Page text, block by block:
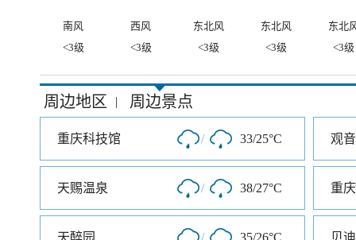
南风 西风 东北风 东北风
东北
<3级
<3级 <3级 <3级 <3级
周边地区 | 周边景点
重庆科技馆 / 33/25°C 观
天赐温泉 / 38/27°C 重
天醉园 / 35/26°C